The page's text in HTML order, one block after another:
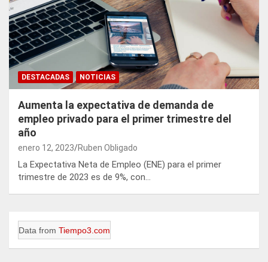
DESTACADAS NOTICIAS
Aumenta la expectativa de demanda de
empleo privado para el primer trimestre del
año
enero 12, 2023 Ruben Obligado
La Expectativa Neta de Empleo (ENE) para el primer
trimestre de 2023 es de 9%, con…
Data from Tiempo3.com